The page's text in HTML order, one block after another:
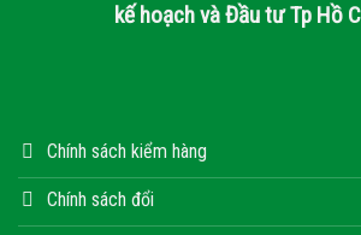
kế hoạch và Đầu tư Tp Hồ
Chính sách kiểm hàng
Chính sách đổi